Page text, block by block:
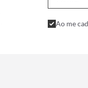
Ao me